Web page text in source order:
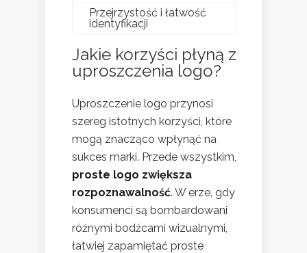
Przejrzystość i łatwość
identyfikacji
Jakie korzyści płyną z
uproszczenia logo?
Uproszczenie logo przynosi
szereg istotnych korzyści, które
mogą znacząco wpłynąć na
sukces marki. Przede wszystkim,
proste logo zwiększa
rozpoznawalność. W erze, gdy
konsumenci są bombardowani
różnymi bodźcami wizualnymi,
łatwiej zapamiętać proste